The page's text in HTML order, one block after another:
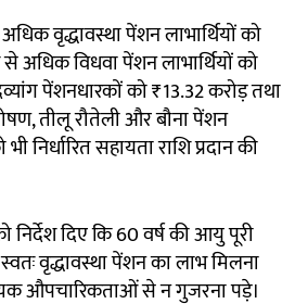
वृद्धावस्था पेंशन लाभार्थियों को
अधिक विधवा पेंशन लाभार्थियों को
पेंशनधारकों को ₹13.32 करोड़ तथा
तीलू रौतेली और बौना पेंशन
निर्धारित सहायता राशि प्रदान की
निर्देश दिए कि 60 वर्ष की आयु पूरी
वृद्धावस्था पेंशन का लाभ मिलना
औपचारिकताओं से न गुजरना पड़े।